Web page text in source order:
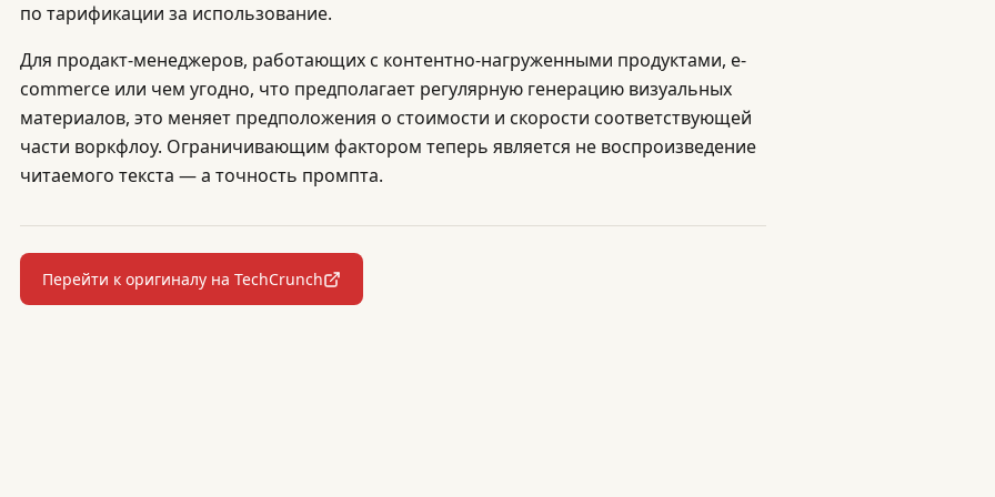
по тарификации за использование.
Для продакт-менеджеров, работающих с контентно-нагруженными продуктами, e-
commerce или чем угодно, что предполагает регулярную генерацию визуальных
материалов, это меняет предположения о стоимости и скорости соответствующей
части воркфлоу. Ограничивающим фактором теперь является не воспроизведение
читаемого текста — а точность промпта.
Перейти к оригиналу на TechCrunch